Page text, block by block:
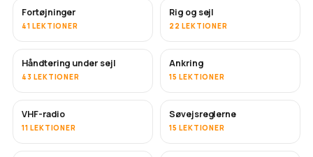
Fortøjninger
41 LEKTIONER
Rig og sejl
22 LEKTIONER
Håndtering under sejl
43 LEKTIONER
Ankring
15 LEKTIONER
VHF-radio
11 LEKTIONER
Søvejsreglerne
15 LEKTIONER